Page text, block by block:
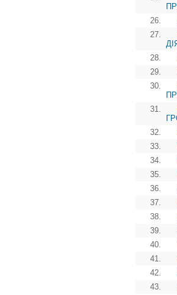
26.
27.
28.
29.
30.
31.
32.
33.
34.
35.
36.
37.
38.
39.
40.
41.
42.
43.